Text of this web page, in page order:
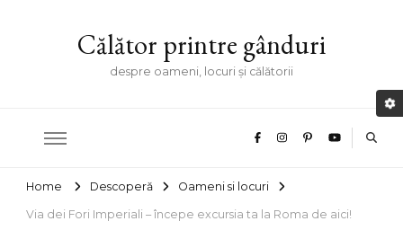
Călător printre gânduri
despre oameni, locuri și călătorii
Home Descoperă Oameni si locuri
Via dei Fori Imperiali – începe excursia ta la Roma de aici!